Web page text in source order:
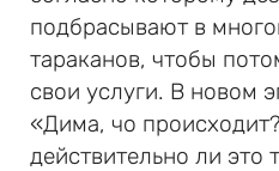
подбрасывают в
тараканов, чтобы
свои услуги. В новом
«Дима, чо
действительно ли это